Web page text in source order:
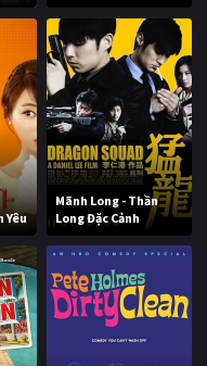
Yêu
Mãnh Long - Thần
Long Đặc Cảnh